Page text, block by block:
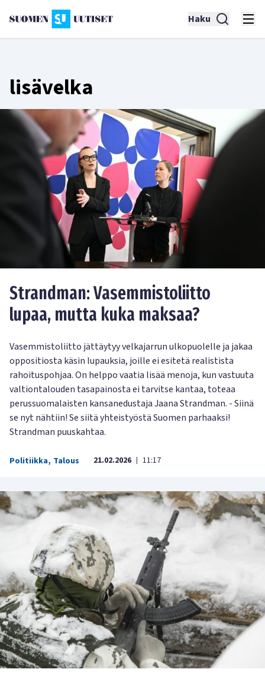
Haku
lisävelka
Strandman: Vasemmistoliitto
lupaa, mutta kuka maksaa?
Vasemmistoliitto jättäytyy velkajarrun ulkopuolelle ja jakaa
oppositiosta käsin lupauksia, joille ei esitetä realistista
rahoituspohjaa. On helppo vaatia lisää menoja, kun vastuuta
valtiontalouden tasapainosta ei tarvitse kantaa, toteaa
perussuomalaisten kansanedustaja Jaana Strandman. - Siinä
se nyt nähtiin! Se siitä yhteistyöstä Suomen parhaaksi!
Strandman puuskahtaa.
Politiikka, Talous 21.02.2026 11:17